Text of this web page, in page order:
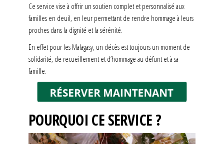
Ce service vise à offrir un soutien complet et personnalisé aux
familles en deuil, en leur permettant de rendre hommage à leurs
proches dans la dignité et la sérénité.
En effet pour les Malagasy, un décès est toujours un moment de
solidarité, de recueillement et d’hommage au défunt et à sa
famille.
POURQUOI CE SERVICE ?